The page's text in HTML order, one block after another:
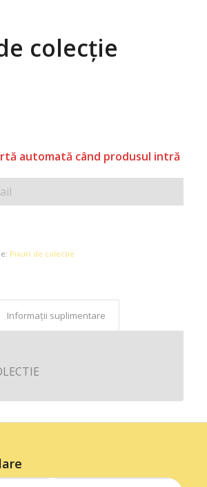
colecție
automată când produsul intră
Pixuri de colecție
Informații suplimentare